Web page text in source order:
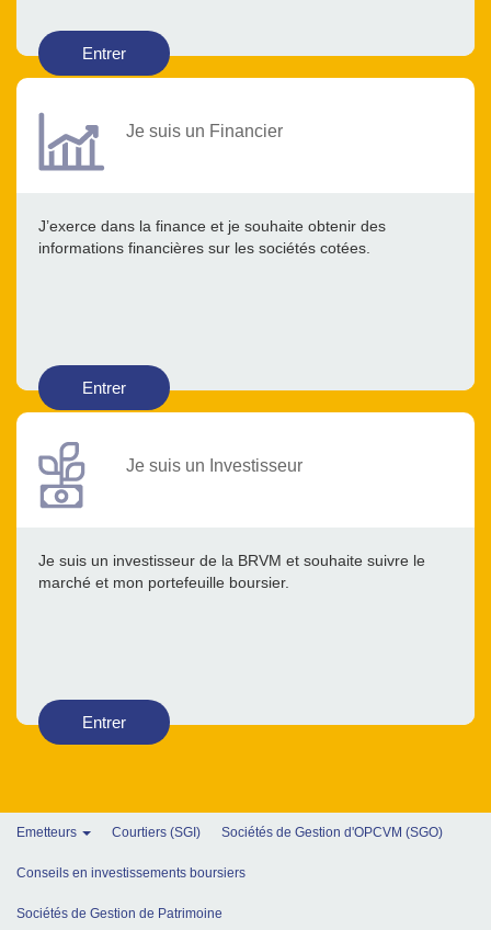
Entrer
Je suis un Financier
J’exerce dans la finance et je souhaite obtenir des
informations financières sur les sociétés cotées.
Entrer
Je suis un Investisseur
Je suis un investisseur de la BRVM et souhaite suivre le
marché et mon portefeuille boursier.
Entrer
Emetteurs Courtiers (SGI) Sociétés de Gestion d'OPCVM (SGO)
Conseils en investissements boursiers
Sociétés de Gestion de Patrimoine